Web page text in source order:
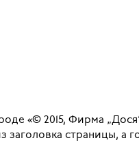
«© 2015, Фирма
страницы, а